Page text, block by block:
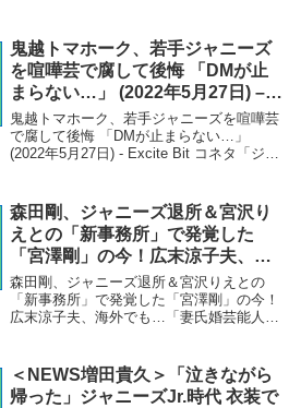
ニッカンスポーツ 浜中文一はコンプレッ
クス...
鬼越トマホーク、若手ジャニーズ
を喧嘩芸で腐して後悔 「DMが止
まらない…」 (2022年5月27日) –
Excite Bit コネタ
鬼越トマホーク、若手ジャニーズを喧嘩芸
で腐して後悔 「DMが止まらない…」
(2022年5月27日) - Excite Bit コネタ「ジャ
まらない…」 (202...
森田剛、ジャニーズ退所＆宮沢り
えとの「新事務所」で発覚した
「宮澤剛」の今！広末涼子夫、海
外でも…「妻氏婚芸能人」のリア
ル – 日刊大衆
森田剛、ジャニーズ退所＆宮沢りえとの
「新事務所」で発覚した「宮澤剛」の今！
広末涼子夫、海外でも…「妻氏婚芸能人」
「新事務所」で発覚した「宮澤剛」の今！
広末涼子夫...
＜NEWS増田貴久＞「泣きながら
帰った」ジャニーズJr.時代 衣装で